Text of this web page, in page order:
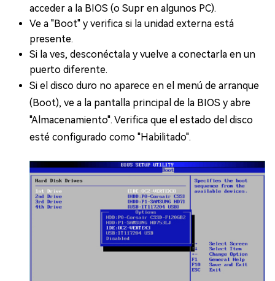
acceder a la BIOS (o Supr en algunos PC).
Ve a "Boot" y verifica si la unidad externa está
presente.
Si la ves, desconéctala y vuelve a conectarla en un
puerto diferente.
Si el disco duro no aparece en el menú de arranque
(Boot), ve a la pantalla principal de la BIOS y abre
"Almacenamiento". Verifica que el estado del disco
esté configurado como "Habilitado".